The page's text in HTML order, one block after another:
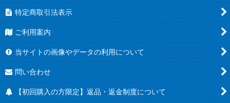
特定商取引法表示
ご利用案内
当サイトの画像やデータの利用について
問い合わせ
【初回購入の方限定】返品・返金制度について